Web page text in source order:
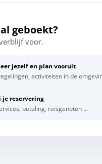
geboekt?
voor.
jezelf en plan vooruit
activiteiten in de
je reservering
betaling, reisgenoten ...